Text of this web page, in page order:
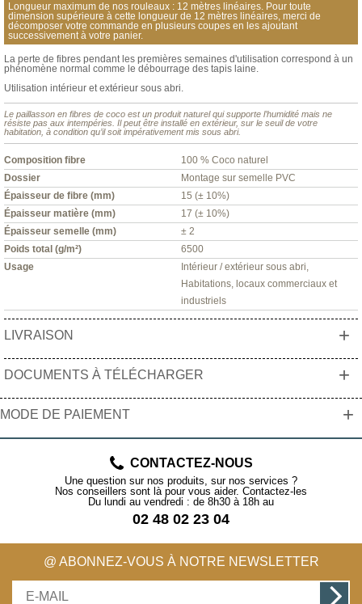
Longueur maximum de nos rouleaux : 12 mètres linéaires. Pour toute
dimension supérieure à cette longueur de 12 mètres linéaires, merci de
décomposer votre commande en plusieurs coupes en les ajoutant
successivement à votre panier.
La perte de fibres pendant les premières semaines d'utilisation correspond à un
phénomène normal comme le débourrage des tapis laine.
Utilisation intérieur et extérieur sous abri.
Le paillasson en fibres de coco est un produit naturel qui supporte l’humidité mais ne
résiste pas aux intempéries. Il peut être installé en extérieur, sur le seuil de votre
habitation, à condition qu’il soit impérativement mis sous abri.
Composition fibre
100 % Coco naturel
Dossier
Montage sur semelle PVC
Épaisseur de fibre (mm)
15 (± 10%)
Épaisseur matière (mm)
17 (± 10%)
Épaisseur semelle (mm)
± 2
Poids total (g/m²)
6500
Usage
Intérieur / extérieur sous abri,
Habitations, locaux commerciaux et
industriels
LIVRAISON +
DOCUMENTS À TÉLÉCHARGER +
MODE DE PAIEMENT +
CONTACTEZ-NOUS
Une question sur nos produits, sur nos services ?
Nos conseillers sont là pour vous aider. Contactez-les
Du lundi au vendredi : de 8h30 à 18h au
02 48 02 23 04
@ ABONNEZ-VOUS À NOTRE NEWSLETTER